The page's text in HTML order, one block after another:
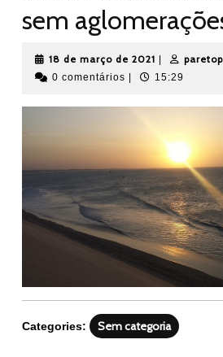
sem
18 de março de 2021 18
de
0 comentários
15:29
Categories: Sem categoria